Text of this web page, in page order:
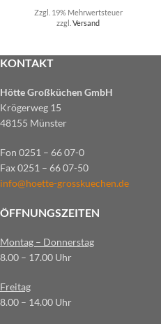
Zzgl. 19% Mehrwertsteuer
zzgl. Versand
KONTAKT
Hötte Großküchen GmbH
Krögerweg 15
48155 Münster
Fon 0251 – 66 07-0
Fax 0251 – 66 07-50
info@hoette-grosskuechen.de
ÖFFNUNGSZEITEN
Montag – Donnerstag
8.00 – 17.00 Uhr
Freitag
8.00 – 14.00 Uhr